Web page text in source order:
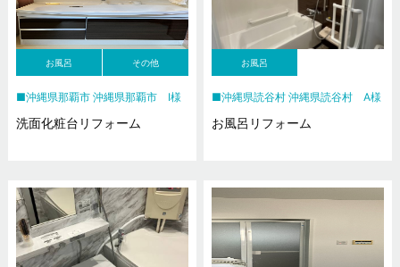
お風呂 その他
沖縄県那覇市 沖縄県那覇市 I様
洗面化粧台リフォーム
お風呂
沖縄県読谷村 沖縄県読谷村 A様
お風呂リフォーム